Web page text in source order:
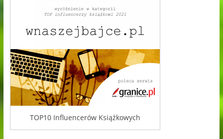
TOP10 Influencerów Książkowych